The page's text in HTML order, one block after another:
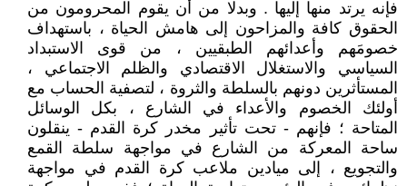
فإنه يرتد منها إليها . وبدلا من أن يقوم المحرومون من
الحقوق كافة والمزاحون إلى هامش الحياة ، باستهداف
خصومَهم وأعدائهم الطبقيين ، من قوى الاستبداد
السياسي والاستغلال الاقتصادي والظلم الاجتماعي ،
المستأثرين دونهم بالسلطة والثروة ، لتصفية الحساب مع
أولئك الخصوم والأعداء في الشارع ، بكل الوسائل
المتاحة ؛ فإنهم - تحت تأثير مخدر كرة القدم - ينقلون
ساحة المعركة من الشارع في مواجهة سلطة القمع
والتجويع ، إلى ميادين ملاعب كرة القدم في مواجهة